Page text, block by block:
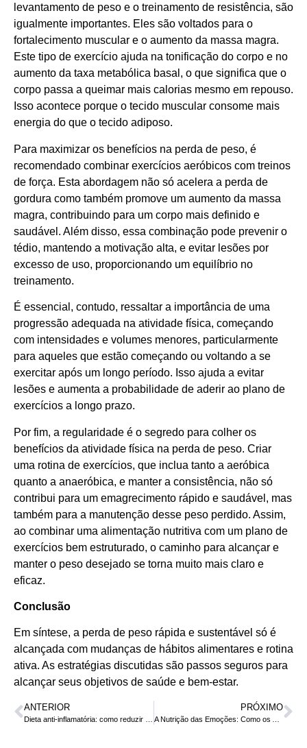
levantamento de peso e o treinamento de resistência, são
igualmente importantes. Eles são voltados para o
fortalecimento muscular e o aumento da massa magra.
Este tipo de exercício ajuda na tonificação do corpo e no
aumento da taxa metabólica basal, o que significa que o
corpo passa a queimar mais calorias mesmo em repouso.
Isso acontece porque o tecido muscular consome mais
energia do que o tecido adiposo.
Para maximizar os benefícios na perda de peso, é
recomendado combinar exercícios aeróbicos com treinos
de força. Esta abordagem não só acelera a perda de
gordura como também promove um aumento da massa
magra, contribuindo para um corpo mais definido e
saudável. Além disso, essa combinação pode prevenir o
tédio, mantendo a motivação alta, e evitar lesões por
excesso de uso, proporcionando um equilíbrio no
treinamento.
É essencial, contudo, ressaltar a importância de uma
progressão adequada na atividade física, começando
com intensidades e volumes menores, particularmente
para aqueles que estão começando ou voltando a se
exercitar após um longo período. Isso ajuda a evitar
lesões e aumenta a probabilidade de aderir ao plano de
exercícios a longo prazo.
Por fim, a regularidade é o segredo para colher os
benefícios da atividade física na perda de peso. Criar
uma rotina de exercícios, que inclua tanto a aeróbica
quanto a anaeróbica, e manter a consistência, não só
contribui para um emagrecimento rápido e saudável, mas
também para a manutenção desse peso perdido. Assim,
ao combinar uma alimentação nutritiva com um plano de
exercícios bem estruturado, o caminho para alcançar e
manter o peso desejado se torna muito mais claro e
eficaz.
Conclusão
Em síntese, a perda de peso rápida e sustentável só é
alcançada com mudanças de hábitos alimentares e rotina
ativa. As estratégias discutidas são passos seguros para
alcançar seus objetivos de saúde e bem-estar.
ANTERIOR PRÓXIMO